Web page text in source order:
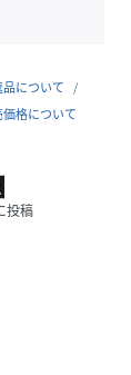
って実際の
ください。
発揮
について
格について
投稿